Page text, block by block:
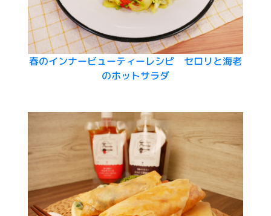
春のインナービューティーレシピ セロリと海老
のホットサラダ